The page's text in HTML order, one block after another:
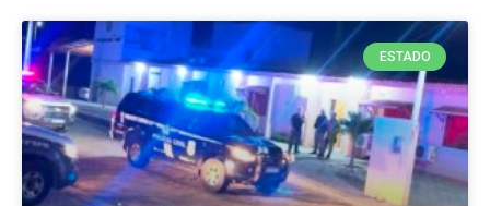
ESTADO